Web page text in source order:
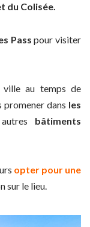
du Colisée.
Pass pour visiter
au temps de
promener dans les
bâtiments
opter pour une
sur le lieu.